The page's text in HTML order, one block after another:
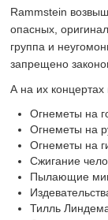
Rammstein
опасных,
группа и
запрещено
А на их
Огнеметы на
Огнеметы на
Огнеметы на
Сжигание
Пылающие
Тилль